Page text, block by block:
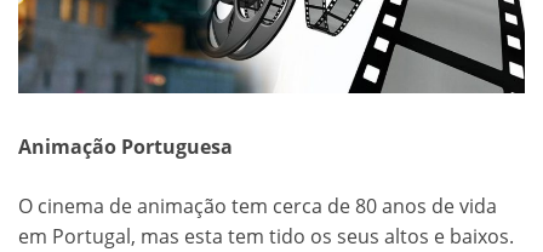
Animação Portuguesa
O cinema de animação tem cerca de 80 anos de vida
em Portugal, mas esta tem tido os seus altos e baixos.